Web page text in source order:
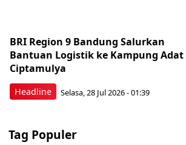
Headline
BRI Region 9 Bandung Salurkan
Bantuan Logistik ke Kampung Adat
Ciptamulya
Selasa, 28 Jul 2026 - 01:39
Tag Populer